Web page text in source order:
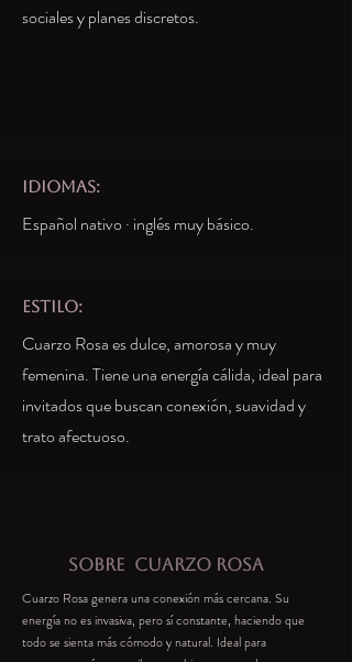
sociales y planes discretos.
idiomas:
Español nativo · inglés muy básico.
estilo:
Cuarzo Rosa es dulce, amorosa y muy
femenina. Tiene una energía cálida, ideal para
invitados que buscan conexión, suavidad y
trato afectuoso.
SOBRE CUARZO ROSA
Cuarzo Rosa genera una conexión más cercana. Su
energía no es invasiva, pero sí constante, haciendo que
todo se sienta más cómodo y natural. Ideal para